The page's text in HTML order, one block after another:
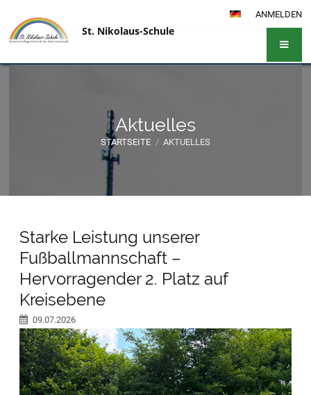
ANMELDEN
St. Nikolaus-Schule
Aktuelles
STARTSEITE / AKTUELLES
Starke Leistung unserer
Fußballmannschaft –
Hervorragender 2. Platz auf
Kreisebene
09.07.2026